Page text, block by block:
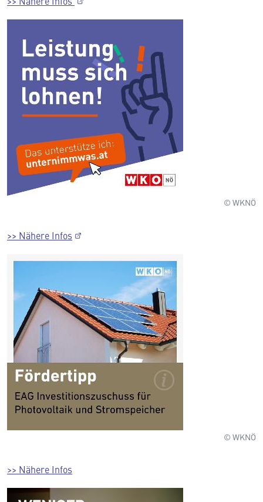
© WKNÖ
>> Nähere Infos
© WKNÖ
>> Nähere Infos